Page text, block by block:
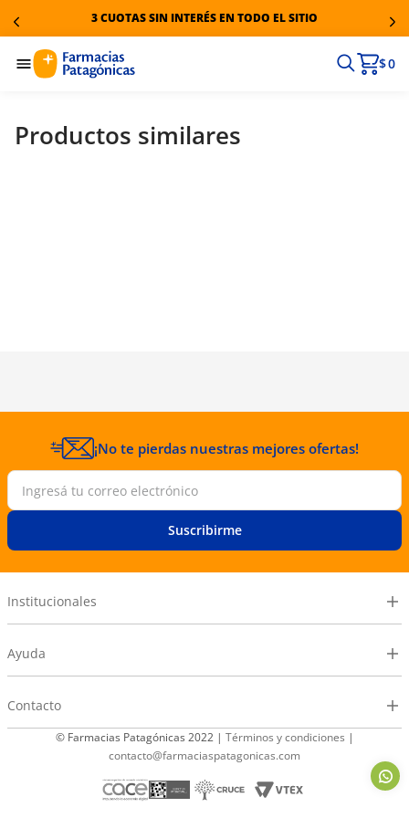
3 CUOTAS SIN INTERÉS EN TODO EL SITIO
$ 0
Productos similares
¡No te pierdas nuestras mejores ofertas!
Suscribirme
Institucionales
Ayuda
Contacto
© Farmacias Patagónicas 2022 | Términos y condiciones |
contacto@farmaciaspatagonicas.com